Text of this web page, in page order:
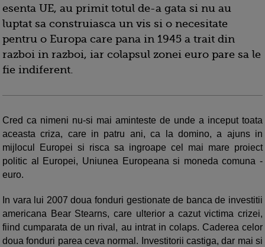
esenta UE, au primit totul de-a gata si nu au
luptat sa construiasca un vis si o necesitate
pentru o Europa care pana in 1945 a trait din
razboi in razboi, iar colapsul zonei euro pare sa le
fie indiferent.
Cred ca nimeni nu-si mai aminteste de unde a inceput toata
aceasta criza, care in patru ani, ca la domino, a ajuns in
mijlocul Euro­pei si risca sa ingroape cel mai mare proiect
politic al Europei, Uniunea Euro­peana si moneda comuna -
euro.
In vara lui 2007 doua fonduri gestionate de banca de investitii
americana Bear Stearns, care ulterior a cazut victima crizei,
fiind cumparata de un rival, au intrat in colaps. Caderea celor
doua fonduri parea ceva normal. Investitorii castiga, dar mai si